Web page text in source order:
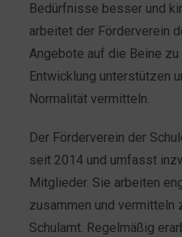
Bedürfnisse besser und
arbeitet der Förderverein
Angebote auf die Beine
Entwicklung unterstützen
Normalität vermitteln.
Der Förderverein der
seit 2014 und umfasst
Mitglieder. Sie arbeiten
zusammen und vermitteln
Schulamt. Regelmäßig